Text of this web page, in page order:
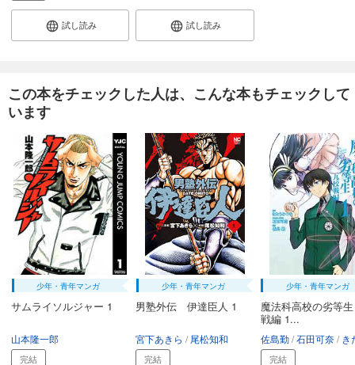
カメレオン（３２）
594
あらすじを表示する
594
円 (税込)
完結
カート
試し読み
あらすじを表示する
カメレオン（３４）
594
円 (税込)
完結
カート
試し読み
カメレオン（３５）
試し読み 試し読み
この本をチェックした人は、こんな本もチェックして
います
少年・青年マンガ
サムライソルジャー 1
山本隆一郎
完結
少年・青年マンガ
男塾外伝 伊達臣人 1
宮下あきら 尾松知和
完結
少年・青年マンガ
魔法科高校の劣等
戦編 1...
佐島勤 石田可奈 きたう
完結